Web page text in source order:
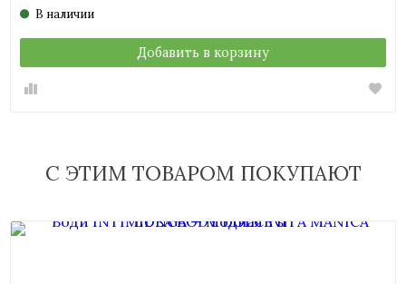
В наличии
Добавить в корзину
С ЭТИМ ТОВАРОМ ПОКУПАЮТ